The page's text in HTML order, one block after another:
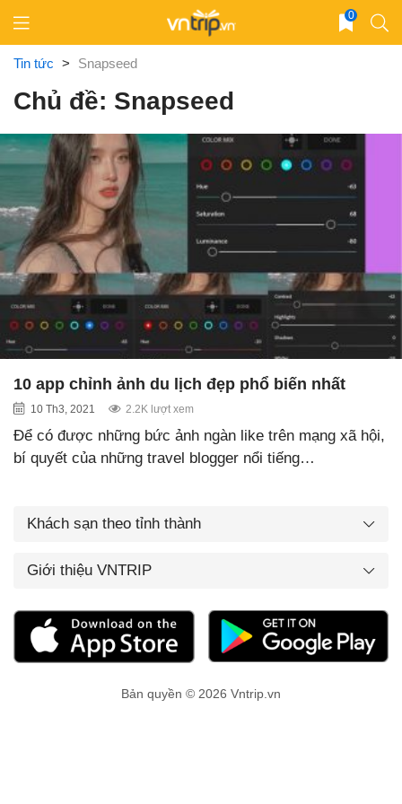
content
0
Tin tức > Snapseed
Chủ đề: Snapseed
10 app chỉnh ảnh du lịch đẹp phổ biến nhất
10 Th3, 2021 2.2K lượt xem
Để có được những bức ảnh ngàn like trên mạng xã hội,
bí quyết của những travel blogger nổi tiếng…
Khách sạn theo tỉnh thành
Giới thiệu VNTRIP
Bản quyền © 2026 Vntrip.vn